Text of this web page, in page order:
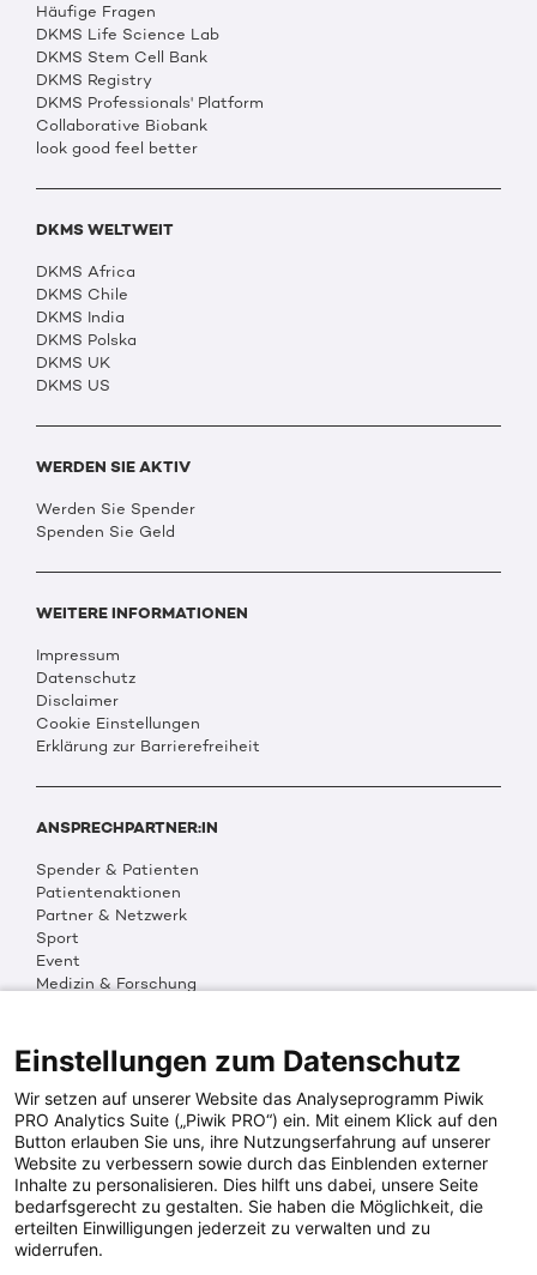
Häufige Fragen
DKMS Life Science Lab
DKMS Stem Cell Bank
DKMS Registry
DKMS Professionals' Platform
Collaborative Biobank
look good feel better
DKMS WELTWEIT
DKMS Africa
DKMS Chile
DKMS India
DKMS Polska
DKMS UK
DKMS US
WERDEN SIE AKTIV
Werden Sie Spender
Spenden Sie Geld
WEITERE INFORMATIONEN
Impressum
Datenschutz
Disclaimer
Cookie Einstellungen
Erklärung zur Barrierefreiheit
ANSPRECHPARTNER:IN
Spender & Patienten
Patientenaktionen
Partner & Netzwerk
Sport
Event
Medizin & Forschung
Multimedia
Social Media
PRESSEINFOS
Fotos & Media
Digitale Pressemappen
Patientenaktionen
Einstellungen zum Datenschutz
Wir setzen auf unserer Website das Analyseprogramm Piwik
PRO Analytics Suite („Piwik PRO“) ein. Mit einem Klick auf den
Button erlauben Sie uns, ihre Nutzungserfahrung auf unserer
Website zu verbessern sowie durch das Einblenden externer
Inhalte zu personalisieren. Dies hilft uns dabei, unsere Seite
bedarfsgerecht zu gestalten. Sie haben die Möglichkeit, die
erteilten Einwilligungen jederzeit zu verwalten und zu
widerrufen.